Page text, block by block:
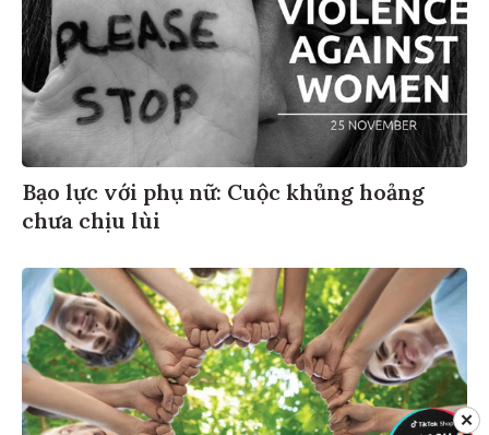
Bạo lực với phụ nữ: Cuộc khủng hoảng
chưa chịu lùi
✕